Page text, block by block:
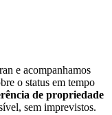
e acompanhamos
o status em tempo
de propriedade
sem imprevistos.